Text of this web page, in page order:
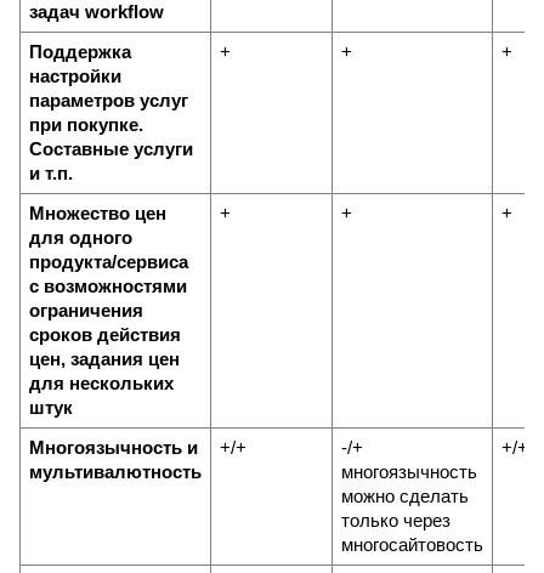
задач workflow
Поддержка
настройки
параметров услуг
при покупке.
Составные услуги
и т.п.
+ + +
Множество цен
для одного
продукта/сервиса
с возможностями
ограничения
сроков действия
цен, задания цен
для нескольких
штук
+ + +
Многоязычность и
мультивалютность
+/+
-/+
многоязычность
можно сделать
только через
многосайтовость
+/+